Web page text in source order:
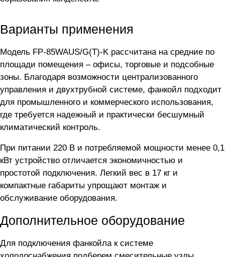
Варианты применения
Модель FP-85WAUS/G(T)-K рассчитана на средние по
площади помещения – офисы, торговые и подсобные
зоны. Благодаря возможности централизованного
управления и двухтрубной системе, фанкойл подходит
для промышленного и коммерческого использования,
где требуется надежный и практически бесшумный
климатический контроль.
При питании 220 В и потребляемой мощности менее 0,1
кВт устройство отличается экономичностью и
простотой подключения. Легкий вес в 17 кг и
компактные габариты упрощают монтаж и
обслуживание оборудования.
Дополнительное оборудование
Для подключения фанкойла к системе